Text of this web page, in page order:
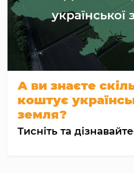
А ви знаєте
коштує
земля?
Тисніть та